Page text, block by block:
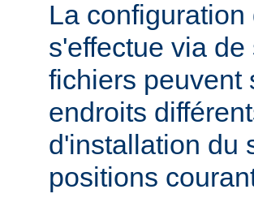
La
s'effectue via
fichiers peuvent
endroits
d'installation du
positions